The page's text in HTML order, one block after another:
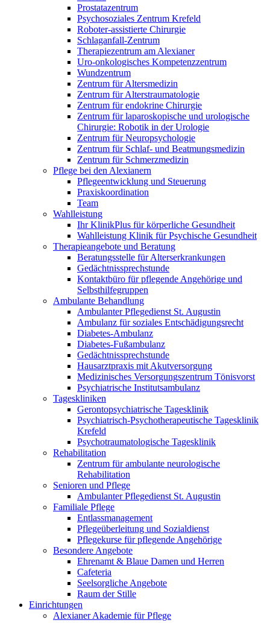
Prostatazentrum
Psychosoziales Zentrum Krefeld
Roboter-assistierte Chirurgie
Schlaganfall-Zentrum
Therapiezentrum am Alexianer
Uro-onkologisches Kompetenzzentrum
Wundzentrum
Zentrum für Altersmedizin
Zentrum für Alterstraumatologie
Zentrum für endokrine Chirurgie
Zentrum für laparoskopische und urologische
Chirurgie: Robotik in der Urologie
Zentrum für Neuropsychologie
Zentrum für Schlaf- und Beatmungsmedizin
Zentrum für Schmerzmedizin
Pflege bei den Alexianern
Pflegeentwicklung und Steuerung
Praxiskoordination
Team
Wahlleistung
Ihr KlinikPlus für körperliche Gesundheit
Wahlleistung Klinik für Psychische Gesundheit
Therapieangebote und Beratung
Beratungsstelle für Alterserkrankungen
Gedächtnissprechstunde
Kontaktbüro für pflegende Angehörige und
Selbsthilfegruppen
Ambulante Behandlung
Ambulanter Pflegedienst St. Augustin
Ambulanz für soziales Entschädigungsrecht
Diabetes-Ambulanz
Diabetes-Fußambulanz
Gedächtnissprechstunde
Hausarztpraxis mit Akutversorgung
Medizinisches Versorgungszentrum Tönisvorst
Psychiatrische Institutsambulanz
Tageskliniken
Gerontopsychiatrische Tagesklinik
Psychiatrisch-Psychotherapeutische Tagesklinik
Krefeld
Psychotraumatologische Tagesklinik
Rehabilitation
Zentrum für ambulante neurologische
Rehabilitation
Senioren und Pflege
Ambulanter Pflegedienst St. Augustin
Familiale Pflege
Entlassmanagement
Pflegeüberleitung und Sozialdienst
Pflegekurse für pflegende Angehörige
Besondere Angebote
Ehrenamt & Blaue Damen und Herren
Cafeteria
Seelsorgliche Angebote
Raum der Stille
Einrichtungen
Alexianer Akademie für Pflege